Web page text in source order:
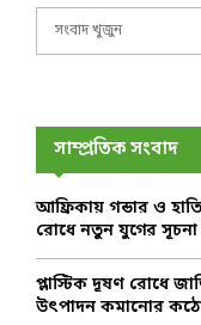
f
r
সাম্প্রতিক সংবাদ
আফ্রিকায় গন্ডার ও
রোধে নতুন যুগের সূচনা
প্লাস্টিক দূষণ রোধে
উৎপাদন কমানোর